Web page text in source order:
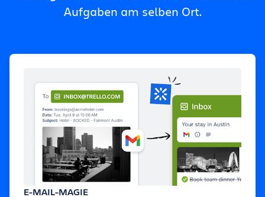
Aufgaben am selben Ort.
E-MAIL-MAGIE